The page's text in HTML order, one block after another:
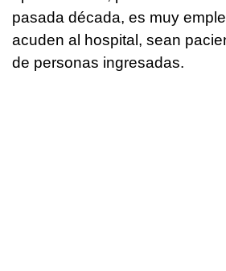
pasada década, es muy
acuden al hospital, sean
de personas ingresadas.